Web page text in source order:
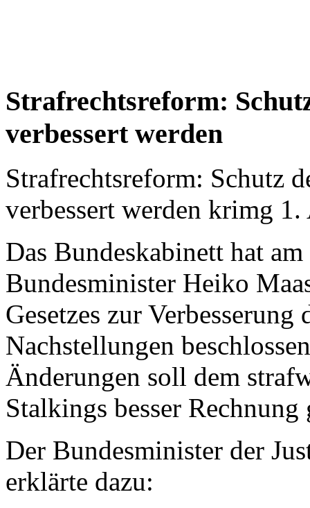
Strafrechtsreform:
verbessert werden
Strafrechtsreform: Schutz
verbessert werden krimg 1.
Das Bundeskabinett hat
Bundesminister Heiko
Gesetzes zur Verbesserung
Nachstellungen
Änderungen soll dem
Stalkings besser Rechnung
Der Bundesminister der
erklärte dazu: